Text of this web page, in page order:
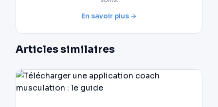
En savoir plus →
Articles similaires